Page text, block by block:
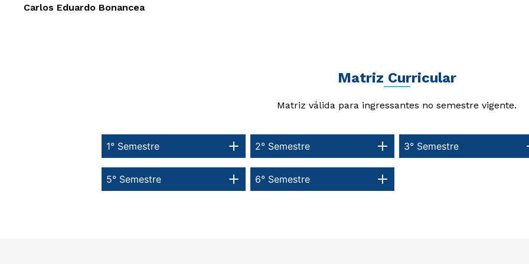
Carlos Eduardo Bonancea
Matriz Curricular
Matriz válida para ingressantes no semestre vigente.
1° Semestre
6° Semestre
5° Semestre
3° Semestre
2° Semestre